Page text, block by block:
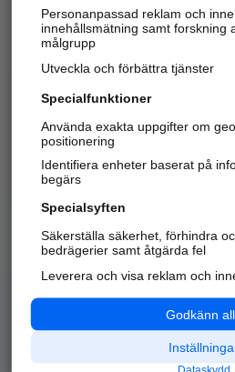
Hitta telefonnummer, adresser,
Kom
Alla kategorier
API & Kartor
Personanpassad reklam och
innehållsmätning samt forskning
målgrupp
Utveckla och förbättra tjänster
Specialfunktioner
Använda exakta uppgifter om
positionering
Identifiera enheter baserat på
begärs
Specialsyften
Säkerställa säkerhet, förhindra
bedrägerier samt åtgärda fel
Leverera och visa reklam och
Godkänn
Dataskydd